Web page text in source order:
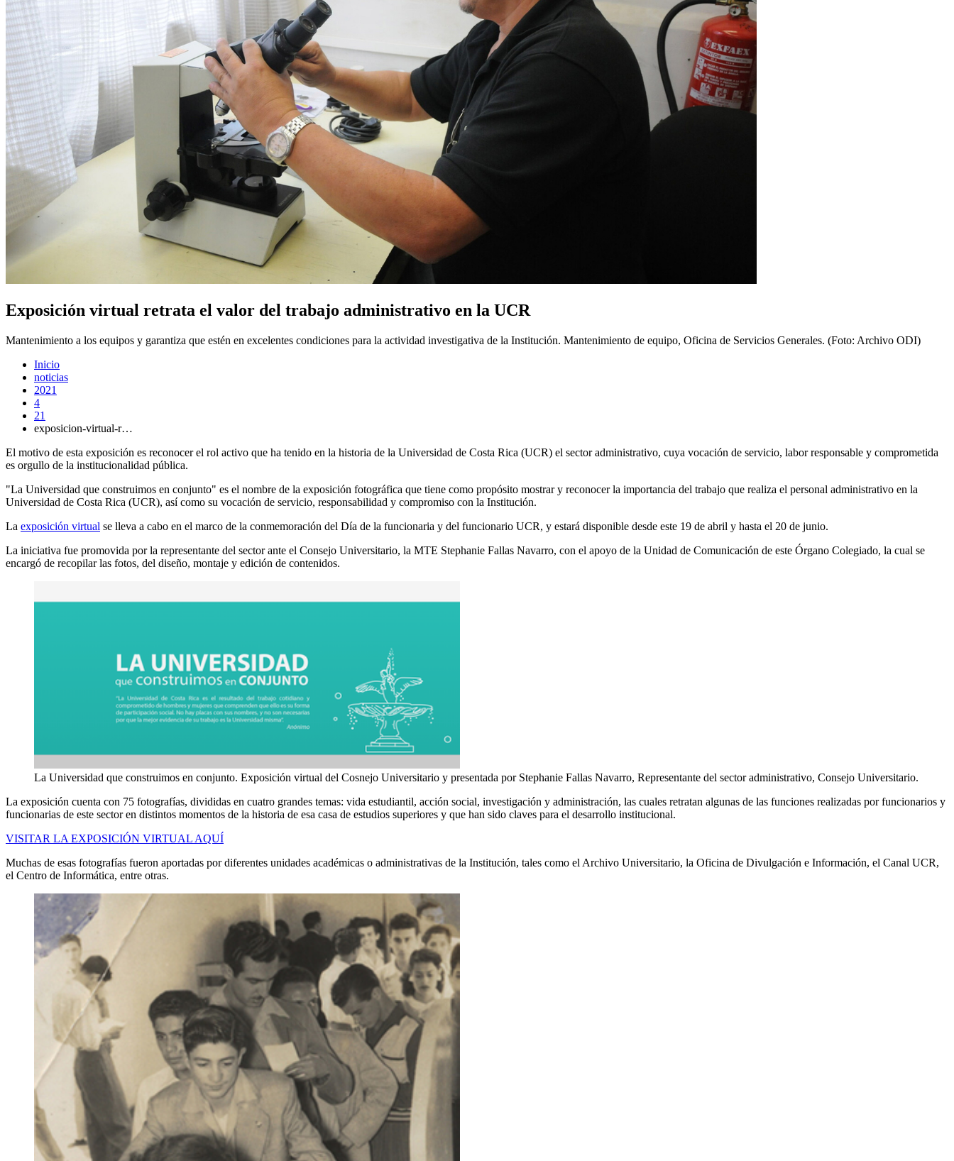
Exposición virtual retrata el valor del trabajo administrativo en la UCR
Mantenimiento a los equipos y garantiza que estén en excelentes condiciones para la actividad investigativa de la Institución. Mantenimiento de equipo, Oficina de Servicios Generales. (Foto: Archivo ODI)
Inicio
noticias
2021
4
21
exposicion-virtual-r…
El motivo de esta exposición es reconocer el rol activo que ha tenido en la historia de la Universidad de Costa Rica (UCR) el sector administrativo, cuya vocación de servicio, labor responsable y comprometida
es orgullo de la institucionalidad pública.
"La Universidad que construimos en conjunto" es el nombre de la exposición fotográfica que tiene como propósito mostrar y reconocer la importancia del trabajo que realiza el personal administrativo en la
Universidad de Costa Rica (UCR), así como su vocación de servicio, responsabilidad y compromiso con la Institución.
La exposición virtual se lleva a cabo en el marco de la conmemoración del Día de la funcionaria y del funcionario UCR, y estará disponible desde este 19 de abril y hasta el 20 de junio.
La iniciativa fue promovida por la representante del sector ante el Consejo Universitario, la MTE Stephanie Fallas Navarro, con el apoyo de la Unidad de Comunicación de este Órgano Colegiado, la cual se
encargó de recopilar las fotos, del diseño, montaje y edición de contenidos.
La Universidad que construimos en conjunto. Exposición virtual del Cosnejo Universitario y presentada por Stephanie Fallas Navarro, Representante del sector administrativo, Consejo Universitario.
La exposición cuenta con 75 fotografías, divididas en cuatro grandes temas: vida estudiantil, acción social, investigación y administración, las cuales retratan algunas de las funciones realizadas por funcionarios y
funcionarias de este sector en distintos momentos de la historia de esa casa de estudios superiores y que han sido claves para el desarrollo institucional.
VISITAR LA EXPOSICIÓN VIRTUAL AQUÍ
Muchas de esas fotografías fueron aportadas por diferentes unidades académicas o administrativas de la Institución, tales como el Archivo Universitario, la Oficina de Divulgación e Información, el Canal UCR,
el Centro de Informática, entre otras.